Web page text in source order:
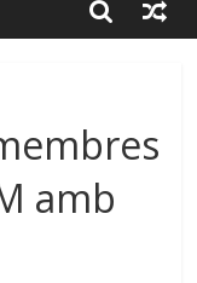
amb